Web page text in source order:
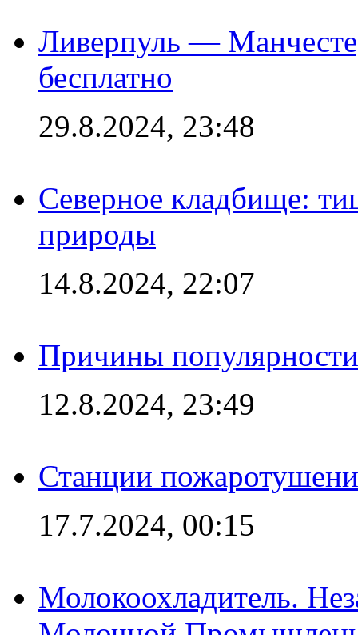
Ливерпуль —
бесплатно
29.8.2024, 23:48
Северное кладбище:
природы
14.8.2024, 22:07
Причины
12.8.2024, 23:49
Станции
17.7.2024, 00:15
Молокоохладитель.